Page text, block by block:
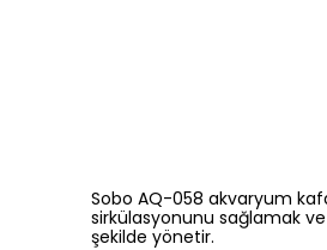
Sobo AQ-058 akvaryum
sirkülasyonunu sağlamak
şekilde yönetir.